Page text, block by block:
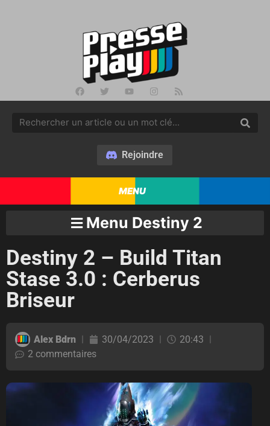
Rejoindre
MENU
Menu Destiny 2
Destiny 2 – Build Titan
Stase 3.0 : Cerberus
Briseur
Alex Bdrn 30/04/2023
20:43
2 commentaires